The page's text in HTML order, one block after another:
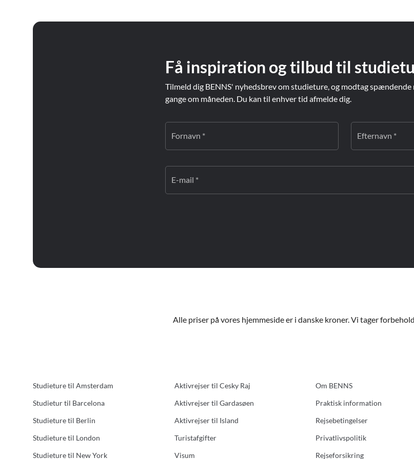
Få inspiration og tilbud til
Tilmeld dig BENNS' nyhedsbrev om studieture, og modtag
gange om måneden. Du kan til enhver tid afmelde dig.
Fornavn * Efternavn *
E-mail *
Alle priser på vores hjemmeside er i danske kroner. Vi tager
Studieture til Amsterdam
Studietur til Barcelona
Studieture til Berlin
Studieture til London
Studieture til New York
Aktivrejser til Cesky Raj
Aktivrejser til Gardasøen
Aktivrejser til Island
Turistafgifter
Visum
Om BENNS
Praktisk information
Rejsebetingelser
Privatlivspolitik
Rejseforsikring